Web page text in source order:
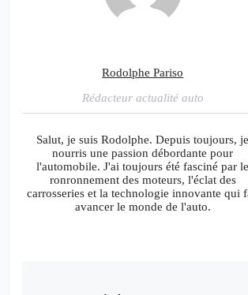
Rodolphe Pariso
Rédacteur actualité auto
Salut, je suis Rodolphe. Depuis toujours, je
nourris une passion débordante pour
l'automobile. J'ai toujours été fasciné par le
ronronnement des moteurs, l'éclat des
carrosseries et la technologie innovante qui
avancer le monde de l'auto.